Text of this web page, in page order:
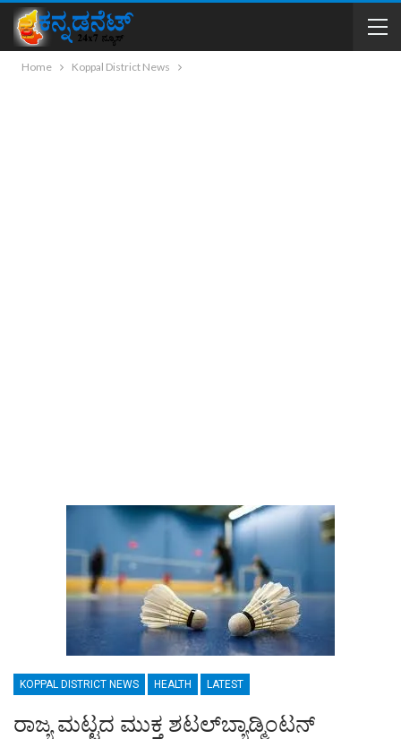
Home Koppal District News
KOPPAL DISTRICT NEWS HEALTH LATEST
ರಾಜ್ಯ ಮಟ್ಟದ ಮುಕ್ತ ಶಟಲ್‌ಬ್ಯಾಡ್ಮಿಂಟನ್